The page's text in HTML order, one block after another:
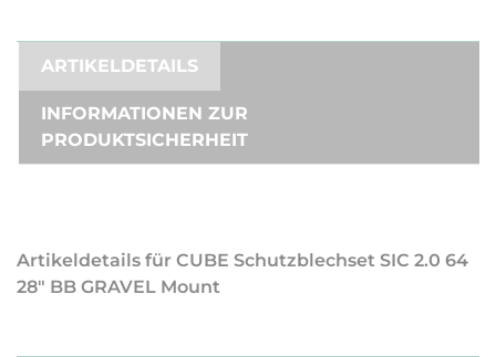
ARTIKELDETAILS
INFORMATIONEN ZUR
PRODUKTSICHERHEIT
Artikeldetails für CUBE Schutzblechset SIC 2.0 64
28" BB GRAVEL Mount